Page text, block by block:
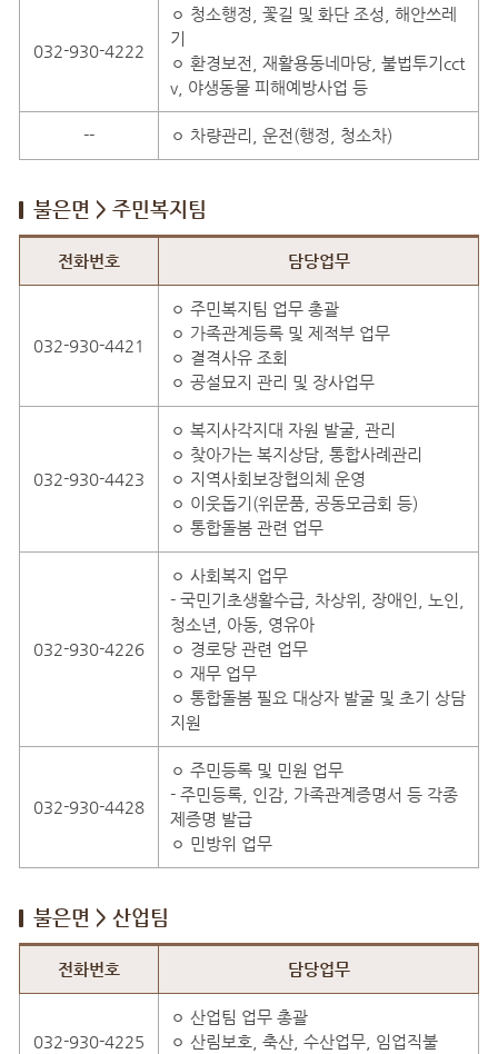
032-930-4222
ㅇ 청소행정, 꽃길 및 화단 조성, 해안쓰레
기
ㅇ 환경보전, 재활용동네마당, 불법투기cct
v, 야생동물 피해예방사업 등
-- ㅇ 차량관리, 운전(행정, 청소차)
불은면 > 주민복지팀
전화번호 담당업무
032-930-4421
ㅇ 주민복지팀 업무 총괄
ㅇ 가족관계등록 및 제적부 업무
ㅇ 결격사유 조회
ㅇ 공설묘지 관리 및 장사업무
032-930-4423
ㅇ 복지사각지대 자원 발굴, 관리
ㅇ 찾아가는 복지상담, 통합사례관리
ㅇ 지역사회보장협의체 운영
ㅇ 이웃돕기(위문품, 공동모금회 등)
ㅇ 통합돌봄 관련 업무
032-930-4226
ㅇ 사회복지 업무
- 국민기초생활수급, 차상위, 장애인, 노인,
청소년, 아동, 영유아
ㅇ 경로당 관련 업무
ㅇ 재무 업무
ㅇ 통합돌봄 필요 대상자 발굴 및 초기 상담
지원
032-930-4428
ㅇ 주민등록 및 민원 업무
- 주민등록, 인감, 가족관계증명서 등 각종
제증명 발급
ㅇ 민방위 업무
불은면 > 산업팀
전화번호 담당업무
032-930-4225
ㅇ 산업팀 업무 총괄
ㅇ 산림보호, 축산, 수산업무, 임업직불